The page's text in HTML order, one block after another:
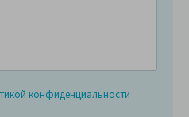
конфиденциальности